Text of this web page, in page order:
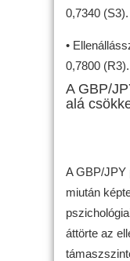
0,7340 (S3).
•
0,7800 (R3).
A GBP/
alá
A GBP/JPY
miután
áttörte az